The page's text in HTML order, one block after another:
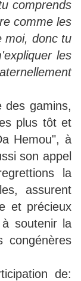
comprends
comme les
moi, donc tu
les
des gamins,
plus tôt et
Hemou", à
son appel
la
assurent
et précieux
soutenir la
de: